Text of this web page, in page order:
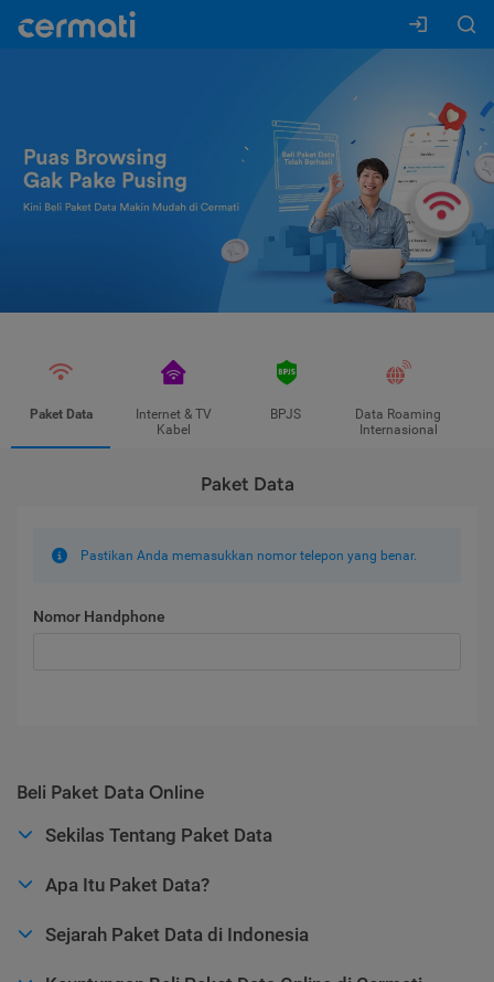
Paket Data
Internet & TV
Kabel
BPJS
Data Roaming
Internasional
Paket Data
Pastikan Anda memasukkan nomor telepon yang benar.
Nomor Handphone
Beli Paket Data Online
Sekilas Tentang Paket Data
Apa Itu Paket Data?
Sejarah Paket Data di Indonesia